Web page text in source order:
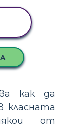
как да
класната
от